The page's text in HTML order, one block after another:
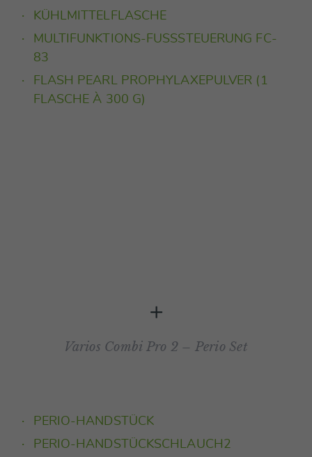
KÜHLMITTELFLASCHE
MULTIFUNKTIONS-FUSSSTEUERUNG FC-8
3
FLASH PEARL PROPHYLAXEPULVER (1
FLASCHE À 300 G)
+
Varios Combi Pro 2 – Perio Set
PERIO-HANDSTÜCK
PERIO-HANDSTÜCKSCHLAUCH2